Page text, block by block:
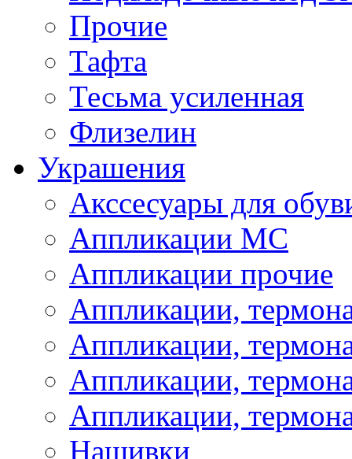
Прочие
Тафта
Тесьма усиленная
Флизелин
Украшения
Акссесуары для
Аппликации МС
Аппликации прочие
Аппликации,
Аппликации,
Аппликации,
Аппликации,
Нашивки